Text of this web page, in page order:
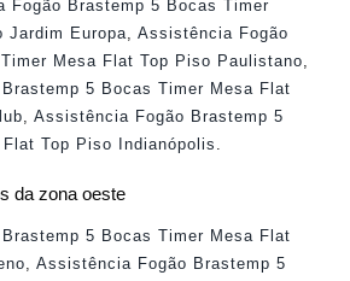
Fogão Brastemp 5 Bocas Timer
Jardim Europa
Assistência Fogão
Mesa Flat Top Piso Paulistano
5 Bocas Timer Mesa Flat
Assistência Fogão Brastemp 5
Top Piso Indianópolis
da zona oeste
5 Bocas Timer Mesa Flat
, Assistência Fogão Brastemp 5